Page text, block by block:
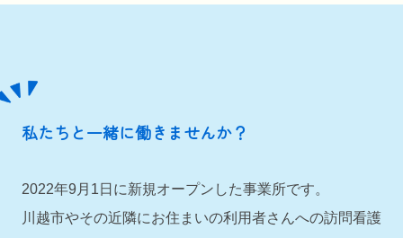
私たちと一緒に働きませんか？
2022年9月1日に新規オープンした事業所です。
川越市やその近隣にお住まいの利用者さんへの訪問看護